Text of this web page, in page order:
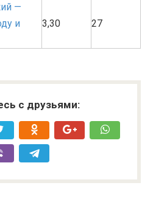
—
и
3,30 27
с друзьями: